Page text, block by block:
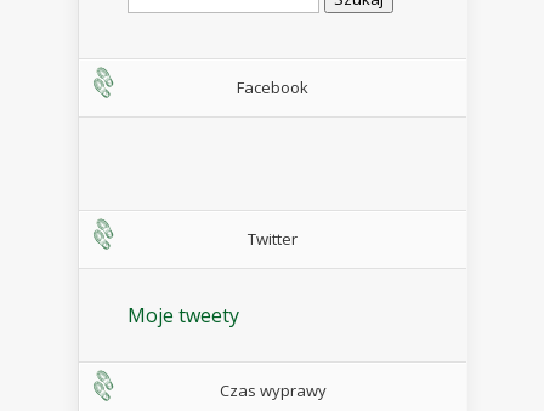
Facebook
Twitter
Moje tweety
Czas wyprawy